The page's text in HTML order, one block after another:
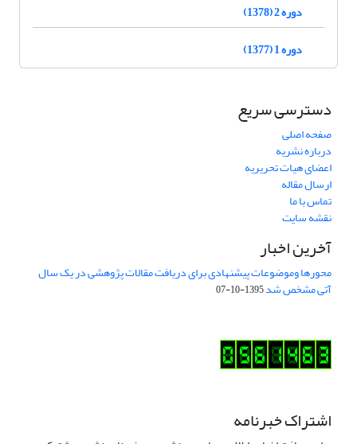
دوره 2 (1378)
دوره 1 (1377)
دسترسی سریع
صفحه اصلی
درباره نشریه
اعضای هیات تحریریه
ارسال مقاله
تماس با ما
نقشه سایت
آخرین اخبار
محورها وموضوعات پیشنهادی برای دریافت مقالات پژوهشی در یک سال
آتی مشخص شد1395-10-07
اشتراک خبرنامه